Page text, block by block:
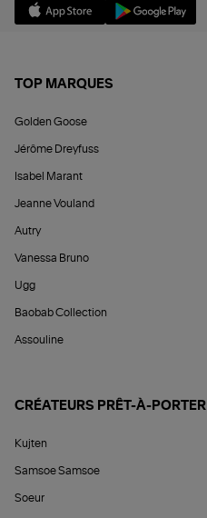
TOP MARQUES
Golden Goose
Jérôme Dreyfuss
Isabel Marant
Jeanne Vouland
Autry
Vanessa Bruno
Ugg
Baobab Collection
Assouline
CRÉATEURS PRÊT-À-PORTER
Kujten
Samsoe Samsoe
Soeur